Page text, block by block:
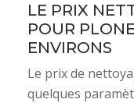
LE PRIX
POUR
ENVIRONS
Le prix de
quelques